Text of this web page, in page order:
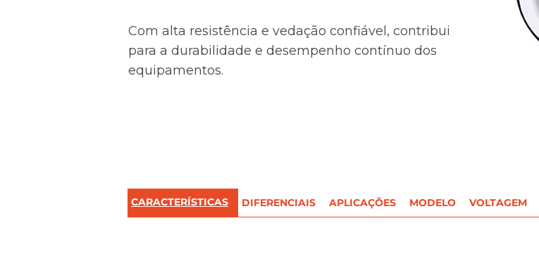
Com alta resistência e vedação confiável, contribui
para a durabilidade e desempenho contínuo dos
equipamentos.
CARACTERÍSTICAS DIFERENCIAIS APLICAÇÕES MODELO VOLTAGEM